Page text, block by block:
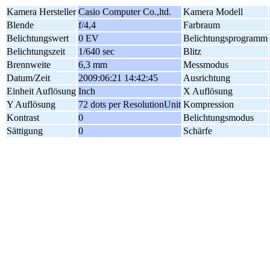
Kamera Hersteller Casio Computer Co.,ltd.
Kamera Modell
Blende
f/4,4
Farbraum
Belichtungswert
0 EV
Belichtungsprogramm
Belichtungszeit
1/640 sec
Blitz
Brennweite
6,3 mm
Messmodus
Datum/Zeit
2009:06:21 14:42:45
Ausrichtung
Einheit Auflösung Inch
X Auflösung
Y Auflösung
72 dots per ResolutionUnit Kompression
Kontrast
0
Belichtungsmodus
Sättigung
0 Schärfe